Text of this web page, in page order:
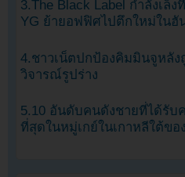
3.The Black Label กำลังเล็
YG ย้ายอฟฟิศไปตึกใหม่ในฮั
4.ชาวเน็ตปกป้องคิมมินจูหลัง
วิจารณ์รูปร่าง
5.10 อันดับคนดังชายที่ได้รับ
ที่สุดในหมู่เกย์ในเกาหลีใต้ขอ